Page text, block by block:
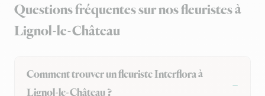
Questions fréquentes sur nos fleuristes à
Lignol-le-Château
Comment trouver un fleuriste Interflora à